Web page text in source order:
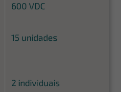
600 VDC
15 unidades
2 individuais